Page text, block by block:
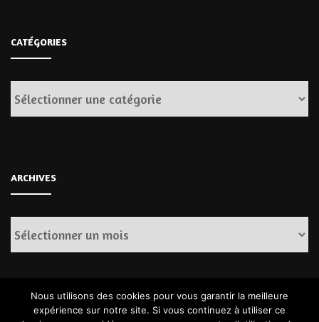
CATÉGORIES
Catégories
ARCHIVES
Archives
Nous utilisons des cookies pour vous garantir la meilleure
expérience sur notre site. Si vous continuez à utiliser ce